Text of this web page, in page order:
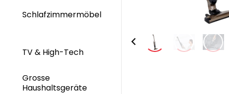
Schlafzimmermöbel
TV & High-Tech
Grosse
Haushaltsgeräte